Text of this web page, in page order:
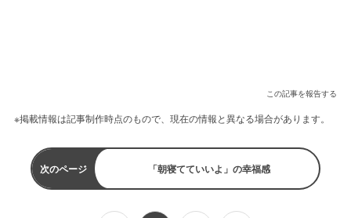
この記事を報告する
※掲載情報は記事制作時点のもので、現在の情報と異なる場合があります。
次のページ 「朝寝てていいよ」の幸福感